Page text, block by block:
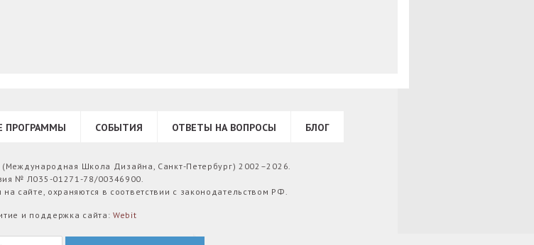
ПРОГРАММЫ СОБЫТИЯ ОТВЕТЫ НА ВОПРОСЫ БЛОГ
Школа Дизайна, Санкт-Петербург) 2002–2026.
№ Л035-01271-78/00346900.
сайте, охраняются в соответствии с законодательством РФ.
и поддержка сайта:Webit